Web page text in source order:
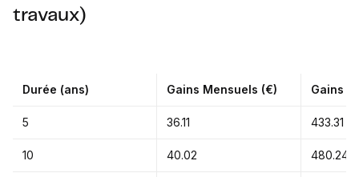
travaux)
Durée (ans) Gains Mensuels (€) Gains
5 36.11 433.31
10 40.02 480.24